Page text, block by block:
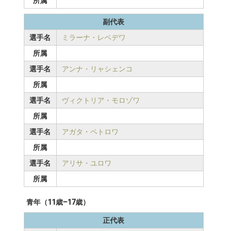
副代表
選手名
ミラーナ・レベデワ
所属
選手名
アンナ・リャシェンコ
所属
選手名
ヴィクトリア・モロゾワ
所属
選手名
アガタ・ペトロワ
所属
選手名
アリサ・ユロワ
所属
青年（11歳–17歳）
正代表